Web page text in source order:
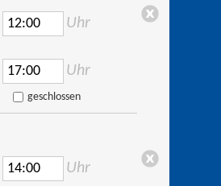
Uhr
Uhr
geschlossen
Uhr